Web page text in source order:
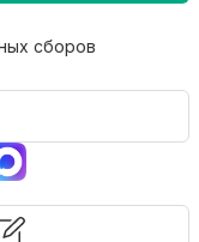
сборов